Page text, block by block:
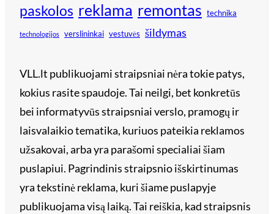
paskolos reklama remontas technika
technologijos verslininkai vestuvės šildymas
VLL.lt publikuojami straipsniai nėra tokie patys,
kokius rasite spaudoje. Tai neilgi, bet konkretūs
bei informatyvūs straipsniai verslo, pramogų ir
laisvalaikio tematika, kuriuos pateikia reklamos
užsakovai, arba yra parašomi specialiai šiam
puslapiui. Pagrindinis straipsnio išskirtinumas
yra tekstinė reklama, kuri šiame puslapyje
publikuojama visą laiką. Tai reiškia, kad straipsnis